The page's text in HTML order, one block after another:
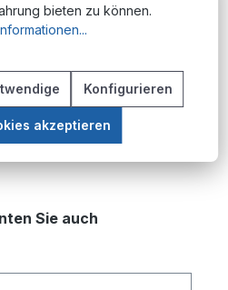
Schläuche haben
wie auf dem
Sie auch
bieten zu können.
Konfigurieren
akzeptieren